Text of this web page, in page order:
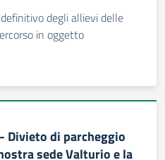
degli allievi delle
in oggetto
Divieto di parcheggio
sede Valturio e la